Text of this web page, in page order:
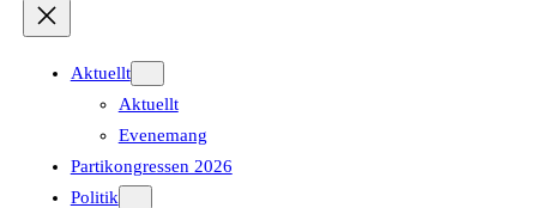
Aktuellt
Aktuellt
Evenemang
Partikongressen 2026
Politik